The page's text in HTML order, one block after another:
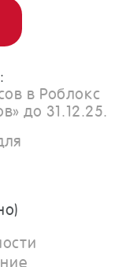
в Роблокс
до 31.12.25.